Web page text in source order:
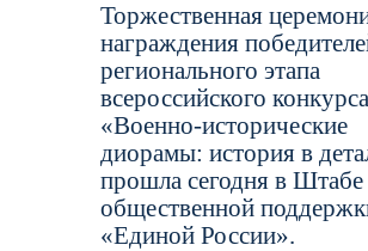
Торжественная
награждения
регионального этапа
всероссийского конкурса
«Военно-исторические
диорамы: история в
прошла сегодня в Штабе
общественной
«Единой России».